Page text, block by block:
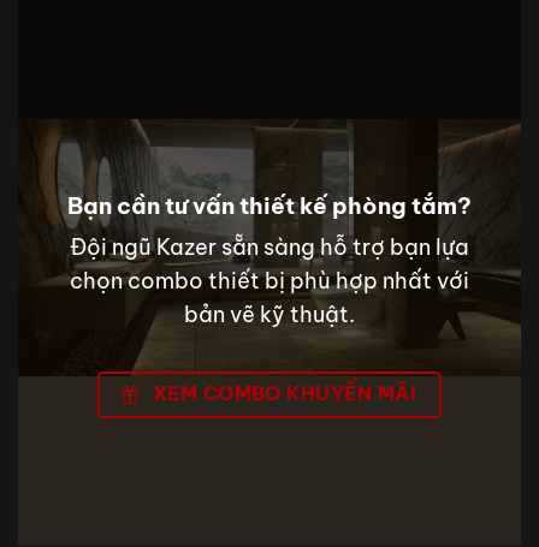
Bạn cần tư vấn thiết kế phòng tắm?
Đội ngũ Kazer sẵn sàng hỗ trợ bạn lựa
chọn combo thiết bị phù hợp nhất với
bản vẽ kỹ thuật.
XEM COMBO KHUYẾN MÃI